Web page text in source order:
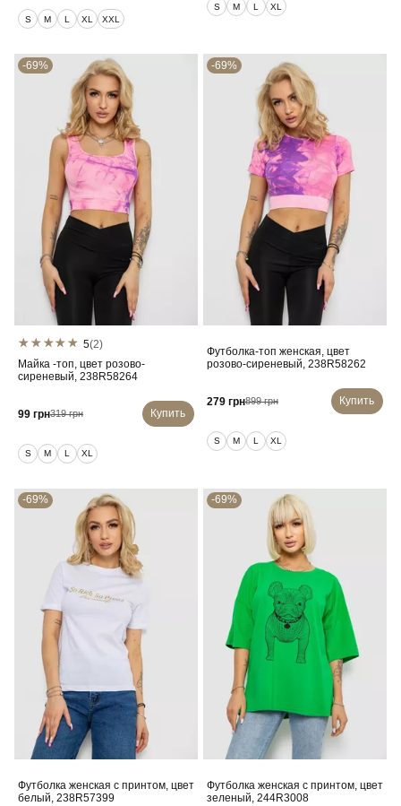
S M L XL XXL
S M L XL
-69%
5(2)
Майка -топ, цвет розово-
сиреневый, 238R58264
99 грн319 грн Купить
S M L XL
-69%
Футболка-топ женская, цвет
розово-сиреневый, 238R58262
279 грн899 грн Купить
S M L XL
-69%
Футболка женская с принтом, цвет
белый, 238R57399
-69%
Футболка женская с принтом, цвет
зеленый, 244R3008